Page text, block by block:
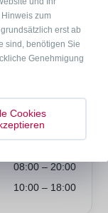
08:00 – 20:00
10:00 – 18:00
zum
erst ab
sind, benötigen Sie
Genehmigung
Cookies